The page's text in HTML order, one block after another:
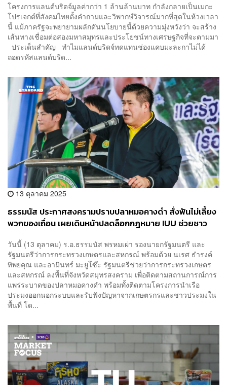
โครงการแลนด์บริดจ์มูลค่ากว่า 1 ล้านล้านบาท กำลังกลายเป็นเมกะ
โปรเจกต์ที่สังคมไทยตั้งคำถามและวิพากษ์วิจารณ์มากที่สุดในห้วงเวลา
นี้ แม้ภาครัฐจะพยายามผลักดันนโยบายนี้ด้วยความมุ่งหวังว่า จะสร้าง
เส้นทางเชื่อมต่อสองมหาสมุทรและประโยชน์ทางเศรษฐกิจที่จะตามมา
ประเด็นสำคัญ ทำไมแลนด์บริดจ์ทดแทนช่องแคบมะละกาไม่ได้
ถอดรหัสแลนด์บริด...
13 ตุลาคม 2025
ธรรมนัส ประกาศสงครามปราบปลาหมอคางดำ สั่งฟันไม่เลี้ยง
พวกของเถื่อน เผยเดินหน้าปลดล็อกกฎหมาย IUU ช่วยชาว
วันนี้ (13 ตุลาคม) ร.อ.ธรรมนัส พรหมเผ่า รองนายกรัฐมนตรี และ
รัฐมนตรีว่าการกระทรวงเกษตรและสหกรณ์ พร้อมด้วย นเรศ ธำรงค์
ทิพยคุณ และอามินทร์ มะยูโซ๊ะ รัฐมนตรีช่วยว่าการกระทรวงเกษตร
และสหกรณ์ ลงพื้นที่จังหวัดสมุทรสงคราม เพื่อติดตามสถานการณ์การ
แพร่ระบาดของปลาหมอคางดำ พร้อมทั้งติดตามโครงการนำเรือ
ประมงออกนอกระบบและรับฟังปัญหาจากเกษตรกรและชาวประมงใน
พื้นที่ โด...